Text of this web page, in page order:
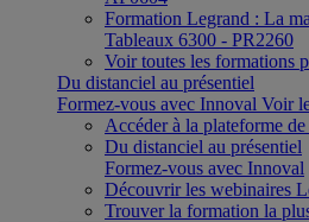
Formation Legrand : La
Tableaux 6300 - PR2260
Voir toutes les formations
Du distanciel au présentiel
Formez-vous avec Innoval Voir
Accéder à la plateforme
Du distanciel au présentiel
Formez-vous avec Innoval
Découvrir les webinaires
Trouver la formation la